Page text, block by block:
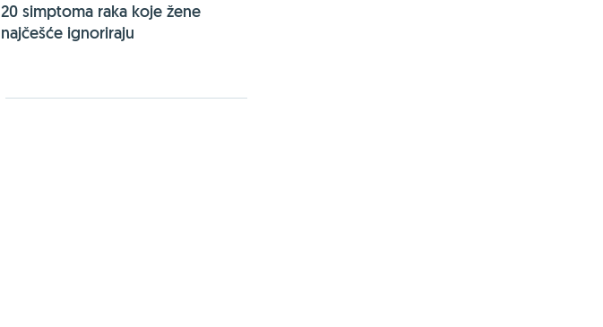
20 simptoma raka koje žene
najčešće ignoriraju